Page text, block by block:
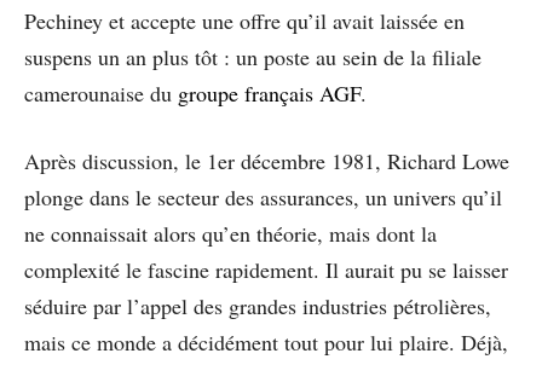
Pechiney et accepte une offre qu’il avait laissée en
suspens un an plus tôt : un poste au sein de la filiale
camerounaise du groupe français AGF.
Après discussion, le 1er décembre 1981, Richard Lowe
plonge dans le secteur des assurances, un univers qu’il
ne connaissait alors qu’en théorie, mais dont la
complexité le fascine rapidement. Il aurait pu se laisser
séduire par l’appel des grandes industries pétrolières,
mais ce monde a décidément tout pour lui plaire. Déjà,